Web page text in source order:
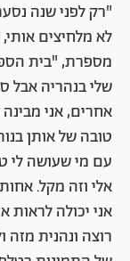
"רק לפני שנה
לא מלחיצים
מספרת, "בית
שלי בנהריה אבל
אחרים, אני
טובה של אותן
עם מי שעושה
אלי וזה מקל.
אני יכולה לראות
רוצה ונהנית מזה